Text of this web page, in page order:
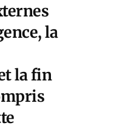
la
la fin